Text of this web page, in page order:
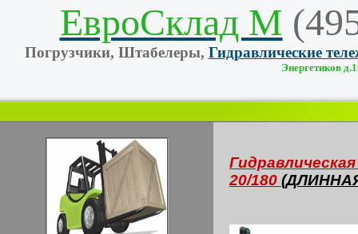
ЕвроСклад М
Погрузчики, Штабелеры, Гидравлические
Энергетиков
20/180